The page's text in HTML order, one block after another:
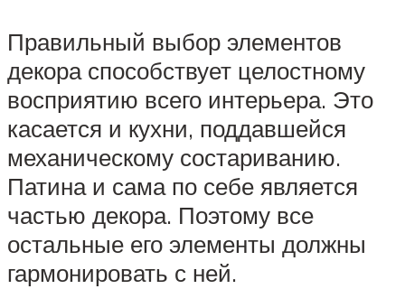
Правильный выбор элементов
декора способствует целостному
восприятию всего интерьера. Это
касается и кухни, поддавшейся
механическому состариванию.
Патина и сама по себе является
частью декора. Поэтому все
остальные его элементы должны
гармонировать с ней.